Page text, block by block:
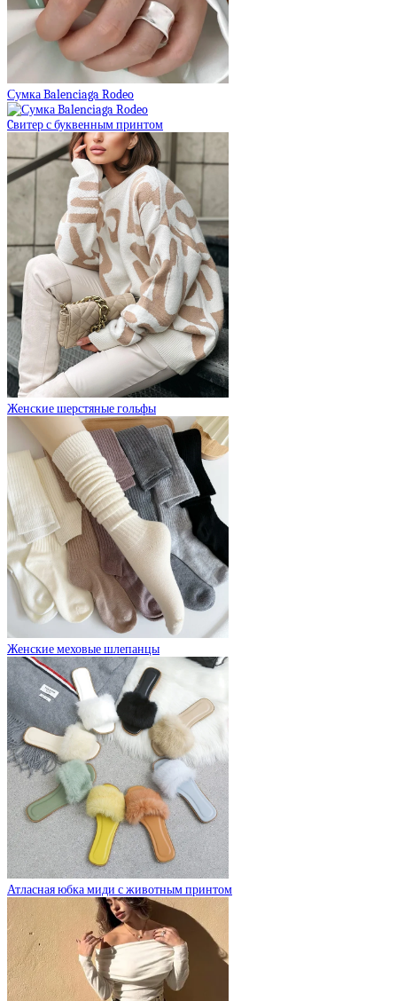
Сумка Balenciaga Rodeo
Cвитер с буквенным принтом
Женские шерстяные гольфы
Женские меховые шлепанцы
Атласная юбка миди с животным принтом